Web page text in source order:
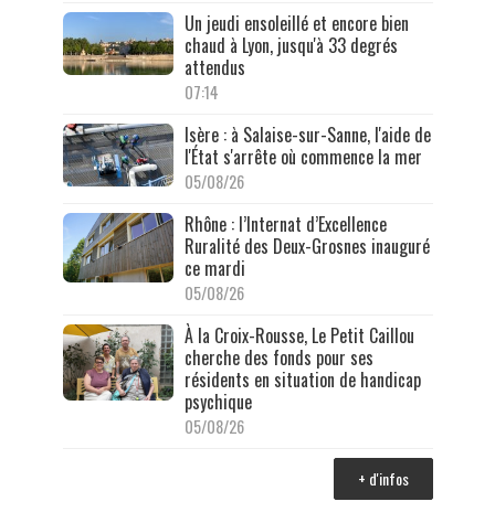
Un jeudi ensoleillé et encore bien
chaud à Lyon, jusqu'à 33 degrés
attendus
07:14
Isère : à Salaise-sur-Sanne, l'aide de
l'État s'arrête où commence la mer
05/08/26
Rhône : l’Internat d’Excellence
Ruralité des Deux-Grosnes inauguré
ce mardi
05/08/26
À la Croix-Rousse, Le Petit Caillou
cherche des fonds pour ses
résidents en situation de handicap
psychique
05/08/26
+ d'infos